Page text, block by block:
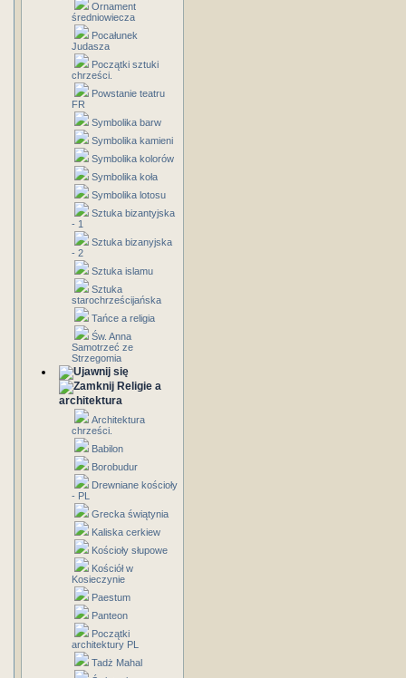
Ornament
średniowiecza
Pocałunek
Judasza
Początki sztuki
chrześci.
Powstanie teatru
FR
Symbolika barw
Symbolika kamieni
Symbolika kolorów
Symbolika koła
Symbolika lotosu
Sztuka bizantyjska
- 1
Sztuka bizanyjska
- 2
Sztuka islamu
Sztuka
starochrześcijańska
Tańce a religia
Św. Anna
Samotrzeć ze
Strzegomia
Religie a
architektura
Architektura
chrześci.
Babilon
Borobudur
Drewniane kościoły
- PL
Grecka świątynia
Kaliska cerkiew
Kościoły słupowe
Kościół w
Kosieczynie
Paestum
Panteon
Początki
architektury PL
Tadż Mahal